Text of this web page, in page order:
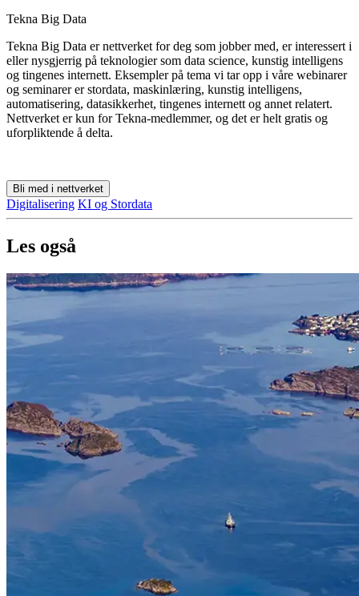
Tekna Big Data
Tekna Big Data er nettverket for deg som jobber med, er interessert i
eller nysgjerrig på teknologier som data science, kunstig intelligens
og tingenes internett. Eksempler på tema vi tar opp i våre webinarer
og seminarer er stordata, maskinlæring, kunstig intelligens,
automatisering, datasikkerhet, tingenes internett og annet relatert.
Nettverket er kun for Tekna-medlemmer, og det er helt gratis og
uforpliktende å delta.
Bli med i nettverket
Digitalisering KI og Stordata
Les også